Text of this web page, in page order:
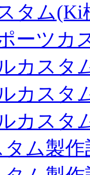
タム(Ki
ーツカ
カスタ
カスタ
カスタ
タム製作